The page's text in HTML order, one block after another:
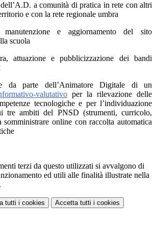
a comunità di pratica in rete con altri
e con la rete regionale umbra
manutenzione e aggiornamento del sito
scuola
attuazione e pubblicizzazione dei bandi
da parte dell’Animatore Digitale di un
valutativo per la rilevazione delle
tecnologiche e per l’individuazione
tre ambiti del PNSD (strumenti, curricolo,
somministrare online con raccolta automatica
terzi da questo utilizzati si avvalgono di
ed utili alle finalità illustrate nella
.
tutti i cookies Accetta tutti i cookies